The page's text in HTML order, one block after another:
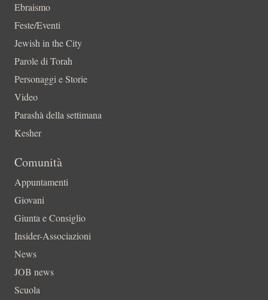
Ebraismo
Feste/Eventi
Jewish in the City
Parole di Torah
Personaggi e Storie
Video
Parashà della settimana
Kesher
Comunità
Appuntamenti
Giovani
Giunta e Consiglio
Insider-Associazioni
News
JOB news
Scuola